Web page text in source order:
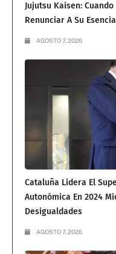
Jujutsu Kaisen:
Renunciar A Su Esencia
AGOSTO 7, 2026
Cataluña Lidera El
Autonómica En 2024
Desigualdades
AGOSTO 7, 2026